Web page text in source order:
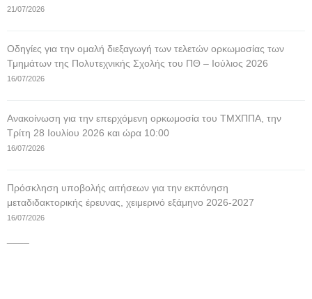
21/07/2026
Οδηγίες για την ομαλή διεξαγωγή των τελετών ορκωμοσίας των
Τμημάτων της Πολυτεχνικής Σχολής του ΠΘ – Ιούλιος 2026
16/07/2026
Ανακοίνωση για την επερχόμενη ορκωμοσία του ΤΜΧΠΠΑ, την
Τρίτη 28 Ιουλίου 2026 και ώρα 10:00
16/07/2026
Πρόσκληση υποβολής αιτήσεων για την εκπόνηση
μεταδιδακτορικής έρευνας, χειμερινό εξάμηνο 2026-2027
16/07/2026